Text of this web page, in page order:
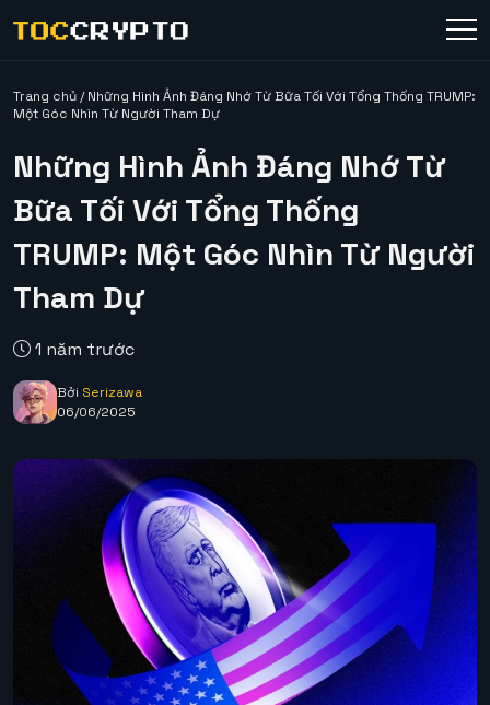
Trang chủ/Những Hình Ảnh Đáng Nhớ Từ Bữa Tối Với Tổng Thống TRUMP:
Một Góc Nhìn Từ Người Tham Dự
Những Hình Ảnh Đáng Nhớ Từ
Bữa Tối Với Tổng Thống
TRUMP: Một Góc Nhìn Từ Người
Tham Dự
1 năm trước
Bởi Serizawa
06/06/2025